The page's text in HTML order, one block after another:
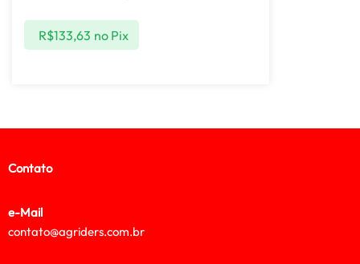
R$133,63 no Pix
Contato
e-Mail
contato@agriders.com.br